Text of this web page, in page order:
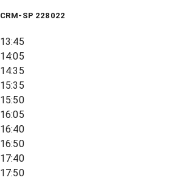
CRM-SP 228022
13:45
14:05
14:35
15:35
15:50
16:05
16:40
16:50
17:40
17:50